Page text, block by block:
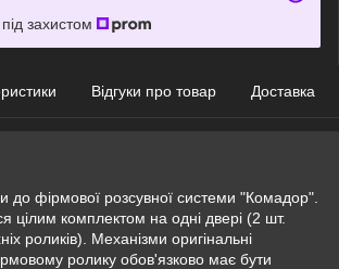
захистом
Відгуки про товар Доставка
до фірмової розсувної системи "Комадор".
цілим комплектом на одні двері (2 шт.
роликів). Механізми оригінальні
ролику обов'язково має бути